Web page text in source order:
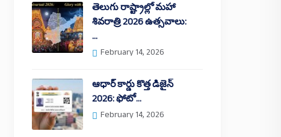
తెలుగు రాష్ట్రాల్లో మహా
శివరాత్రి 2026 ఉత్సవాలు:
…
February 14, 2026
ఆధార్ కార్డు కొత్త డిజైన్
2026: ఫోటో…
February 14, 2026